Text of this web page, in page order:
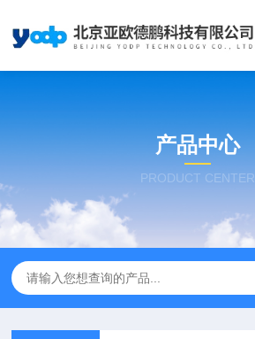
产品中心
PRODUCT CENTER